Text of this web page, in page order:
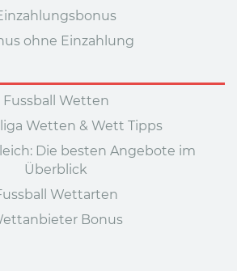
ohne Einzahlung
Fussball Wetten
Wetten & Wett Tipps
Die besten Angebote im
Überblick
Wettarten
Bonus